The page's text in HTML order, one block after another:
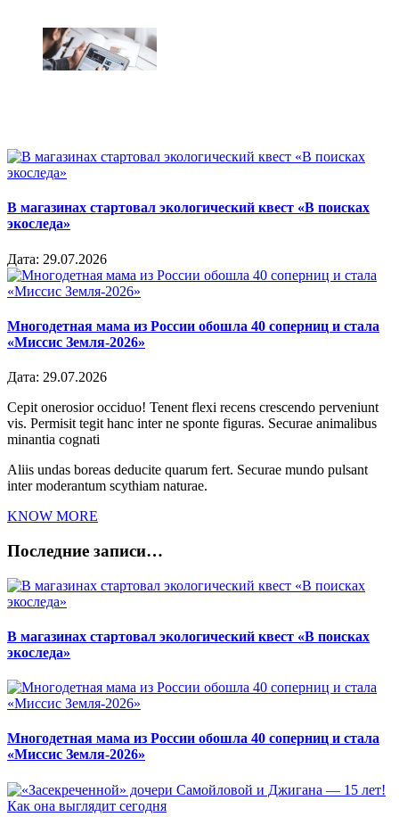
В магазинах стартовал экологический квест «В поисках
экоследа»
Дата: 29.07.2026
Многодетная мама из России обошла 40 соперниц и стала
«Миссис Земля-2026»
Дата: 29.07.2026
Cepit onerosior occiduo! Tenent flexi recens crescendo perveniunt
vis. Permisit tegit hanc inter ne sponte figuras. Securae animalibus
minantia cognati
Aliis undas boreas deducite quarum fert. Securae mundo pulsant
inter moderantum scythiam naturae.
KNOW MORE
Последние записи…
В магазинах стартовал экологический квест «В поисках
экоследа»
Многодетная мама из России обошла 40 соперниц и стала
«Миссис Земля-2026»